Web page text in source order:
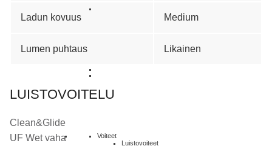
Voiteet
Luistovoiteet
Ladun kovuus Medium
Lumen puhtaus Likainen
LUISTOVOITELU
Clean&Glide
UF Wet vaha